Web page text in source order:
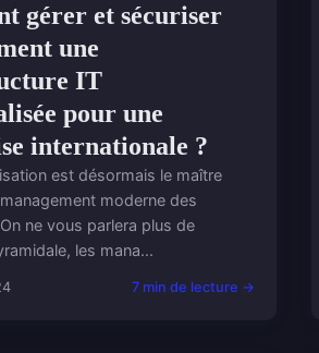
gérer et sécuriser
une
IT
pour une
internationale ?
est désormais le maître
moderne des
ne vous parlera plus de
les mana...
7 min de lecture →